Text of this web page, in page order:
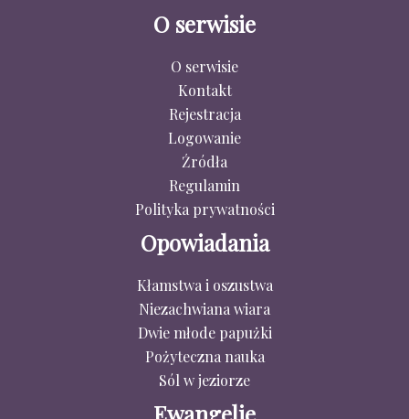
O serwisie
O serwisie
Kontakt
Rejestracja
Logowanie
Źródła
Regulamin
Polityka prywatności
Opowiadania
Kłamstwa i oszustwa
Niezachwiana wiara
Dwie młode papużki
Pożyteczna nauka
Sól w jeziorze